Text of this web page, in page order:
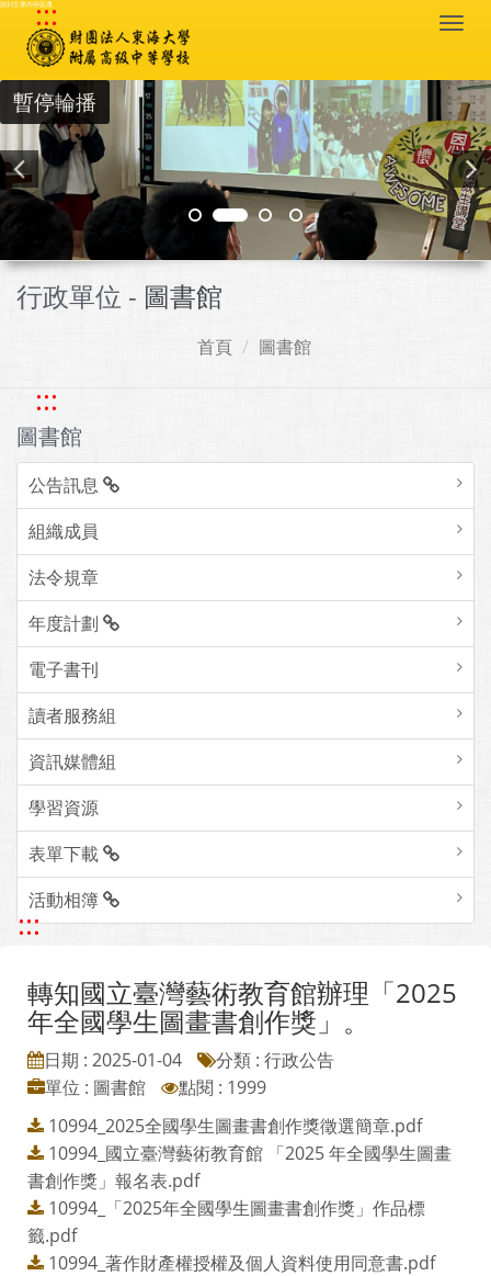
跳到主要內容區塊
:::
暫停輪播
行政單位 - 圖書館
首頁 圖書館
:::
圖書館
公告訊息
組織成員
法令規章
年度計劃
電子書刊
讀者服務組
資訊媒體組
學習資源
表單下載
活動相簿
:::
轉知國立臺灣藝術教育館辦理「2025
年全國學生圖畫書創作獎」。
日期 : 2025-01-04
分類 : 行政公告
單位 : 圖書館
點閱 : 1999
10994_2025全國學生圖畫書創作獎徵選簡章.pdf
10994_國立臺灣藝術教育館 「2025 年全國學生圖畫
書創作獎」報名表.pdf
10994_「2025年全國學生圖畫書創作獎」作品標
籤.pdf
10994_著作財產權授權及個人資料使用同意書.pdf